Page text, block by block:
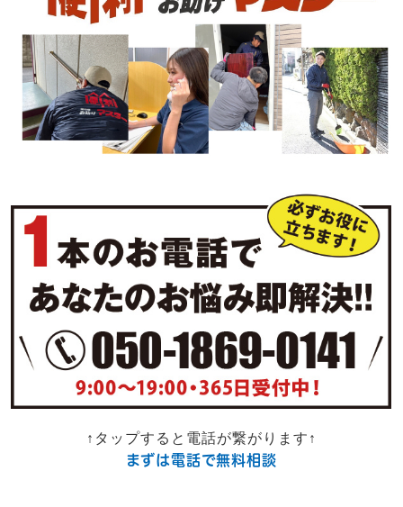
↑タップすると電話が繋がります↑
まずは電話で無料相談